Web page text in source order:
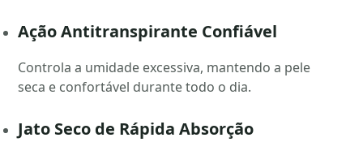
Ação Antitranspirante Confiável
Controla a umidade excessiva, mantendo a pele
seca e confortável durante todo o dia.
Jato Seco de Rápida Absorção